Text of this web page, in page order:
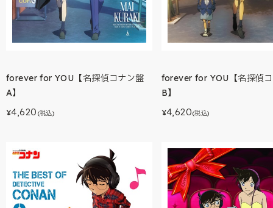
forever for YOU【名探偵コナン盤
A】
¥4,620 (税込)
forever for YOU【名探偵
B】
¥4,620(税込)